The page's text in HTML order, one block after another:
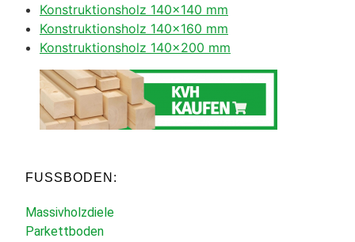
Konstruktionsholz 140×140 mm
Konstruktionsholz 140×160 mm
Konstruktionsholz 140×200 mm
FUSSBODEN:
Massivholzdiele
Parkettboden